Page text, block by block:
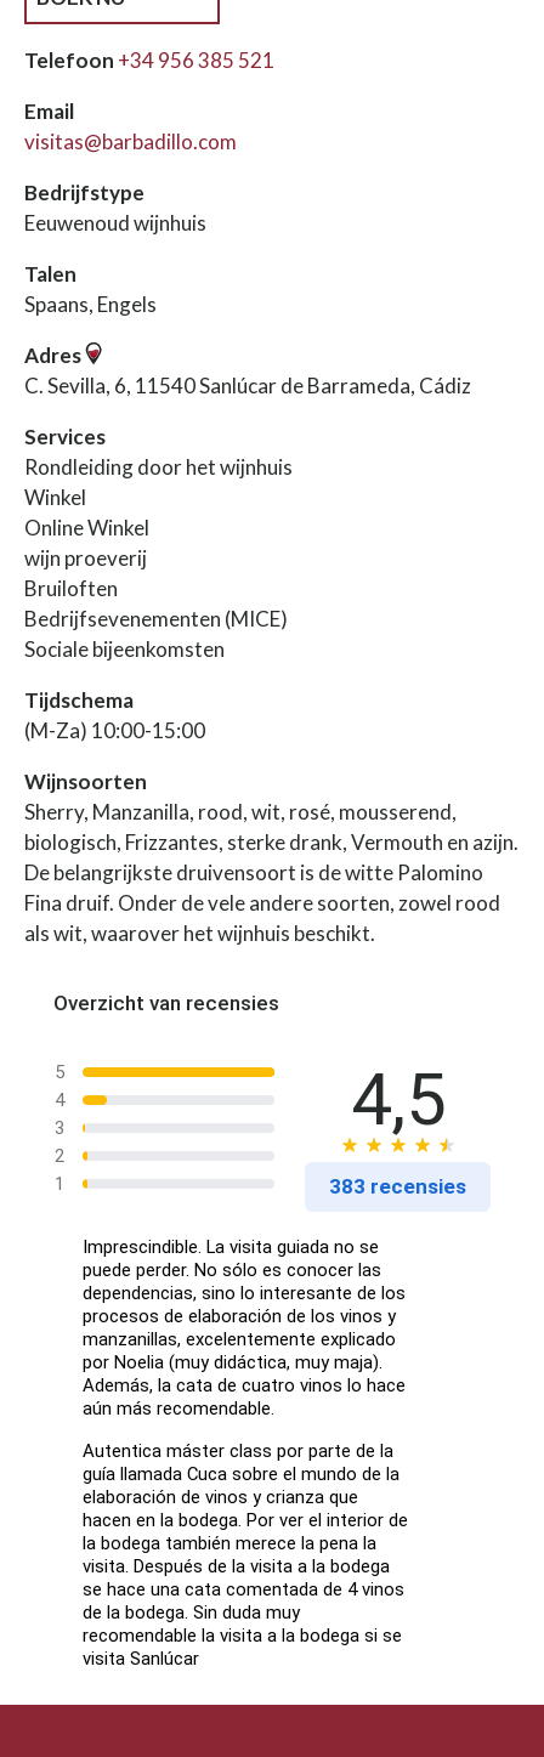
Telefoon +34 956 385 521
Email
visitas@barbadillo.com
Bedrijfstype
Eeuwenoud wijnhuis
Talen
Spaans, Engels
Adres
C. Sevilla, 6, 11540 Sanlúcar de Barrameda, Cádiz
Services
Rondleiding door het wijnhuis
Winkel
Online Winkel
wijn proeverij
Bruiloften
Bedrijfsevenementen (MICE)
Sociale bijeenkomsten
Tijdschema
(M-Za) 10:00-15:00
Wijnsoorten
Sherry, Manzanilla, rood, wit, rosé, mousserend,
biologisch, Frizzantes, sterke drank, Vermouth en azijn.
De belangrijkste druivensoort is de witte Palomino
Fina druif. Onder de vele andere soorten, zowel rood
als wit, waarover het wijnhuis beschikt.
Overzicht van recensies
5
4
3
2
1
4,5
383 recensies
Imprescindible. La visita guiada no se
puede perder. No sólo es conocer las
dependencias, sino lo interesante de los
procesos de elaboración de los vinos y
manzanillas, excelentemente explicado
por Noelia (muy didáctica, muy maja).
Además, la cata de cuatro vinos lo hace
aún más recomendable.
Autentica máster class por parte de la
guía llamada Cuca sobre el mundo de la
elaboración de vinos y crianza que
hacen en la bodega. Por ver el interior de
la bodega también merece la pena la
visita. Después de la visita a la bodega
se hace una cata comentada de 4 vinos
de la bodega. Sin duda muy
recomendable la visita a la bodega si se
visita Sanlúcar